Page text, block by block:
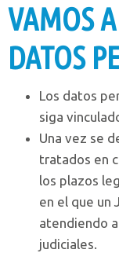
VAMOS
DATOS
Los datos
siga
Una vez se
tratados en
los plazos
en el que un
atendiendo
judiciales.